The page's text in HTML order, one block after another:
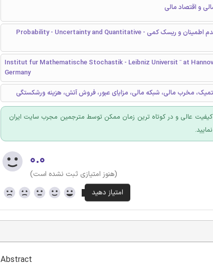
و اقتصاد مالی
احتمال، عدم اطمینان و ریسک کمی - Probability - Uncertainty and Quantitative
Institut fur Mathematische Stochastik - Leibniz Universit ¨ at
Germany
مخرب مالی، شبکه مالی، مزایای عبور، فروش آتش، هزینه ورشکستگی
کیفیت عالی و در کوتاه ترین زمان ممکن توسط مترجمین مجرب سایت ایران
۰.۰
(هنوز امتیازی ثبت نشده است)
Abstract